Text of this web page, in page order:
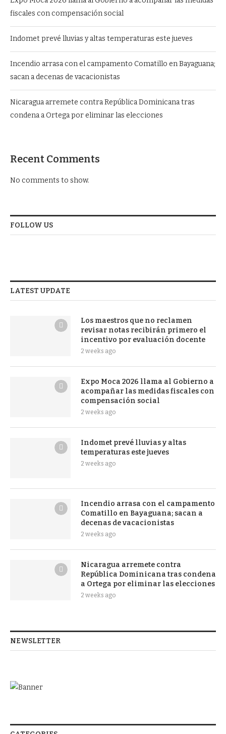
fiscales con compensación social
Indomet prevé lluvias y altas temperaturas este jueves
Incendio arrasa con el campamento Comatillo en Bayaguana;
sacan a decenas de vacacionistas
Nicaragua arremete contra República Dominicana tras
condena a Ortega por eliminar las elecciones
Recent Comments
No comments to show.
FOLLOW US
LATEST UPDATE
Los maestros que no reclamen
revisar notas recibirán primero el
incentivo por evaluación docente
2 weeks ago
Expo Moca 2026 llama al Gobierno a
acompañar las medidas fiscales con
compensación social
2 weeks ago
Indomet prevé lluvias y altas
temperaturas este jueves
2 weeks ago
Incendio arrasa con el campamento
Comatillo en Bayaguana; sacan a
decenas de vacacionistas
2 weeks ago
Nicaragua arremete contra
República Dominicana tras condena
a Ortega por eliminar las elecciones
2 weeks ago
NEWSLETTER